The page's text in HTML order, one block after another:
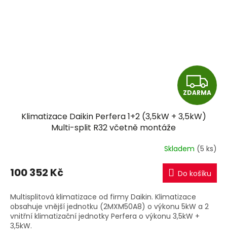
Z
D
R
M
A
ZDARMA
Klimatizace Daikin Perfera 1+2 (3,5kW + 3,5kW)
Multi-split R32 včetně montáže
Skladem (5 ks)
100 352 Kč Do košíku
Multisplitová klimatizace od firmy Daikin. Klimatizace
obsahuje vnější jednotku (2MXM50A8) o výkonu 5kW a 2
vnitřní klimatizační jednotky Perfera o výkonu 3,5kW +
3,5kW.